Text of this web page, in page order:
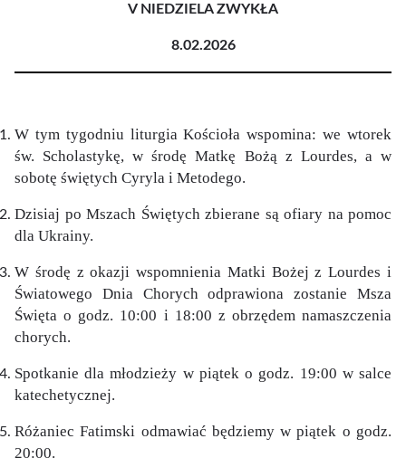
V NIEDZIELA ZWYKŁA
8.02.2026
W tym tygodniu liturgia Kościoła wspomina: we wtorek
św. Scholastykę, w środę Matkę Bożą z Lourdes, a w
sobotę świętych Cyryla i Metodego.
Dzisiaj po Mszach Świętych zbierane są ofiary na pomoc
dla Ukrainy.
W środę z okazji wspomnienia Matki Bożej z Lourdes i
Światowego Dnia Chorych odprawiona zostanie Msza
Święta o godz. 10:00 i 18:00 z obrzędem namaszczenia
chorych.
Spotkanie dla młodzieży w piątek o godz. 19:00 w salce
katechetycznej.
Różaniec Fatimski odmawiać będziemy w piątek o godz.
20:00.